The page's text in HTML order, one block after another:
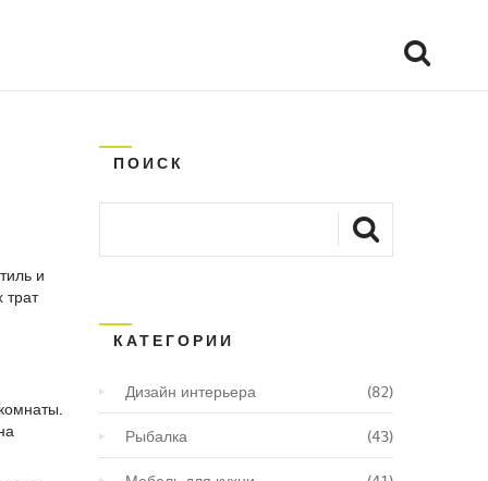
и
трат
ПОИСК
КАТЕГОРИИ
Дизайн интерьера (82)
Рыбалка (43)